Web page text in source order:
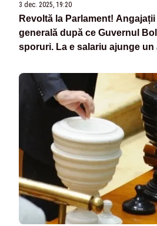
3 dec. 2025, 19:20
Revoltă la Parlament!
generală după ce Guvernul
sporuri. La e salariu ajunge